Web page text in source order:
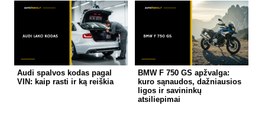
Audi spalvos kodas pagal
VIN: kaip rasti ir ką reiškia
BMW F 750 GS apžvalga:
kuro sąnaudos, dažniausios
ligos ir savininkų
atsiliepimai